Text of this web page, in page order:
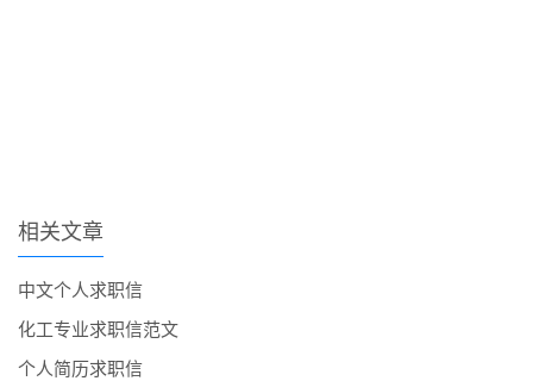
相关文章
中文个人求职信
化工专业求职信范文
个人简历求职信